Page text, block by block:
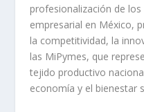
profesionalización de
empresarial en México,
la competitividad, la
las MiPymes, que
tejido productivo
economía y el bienestar